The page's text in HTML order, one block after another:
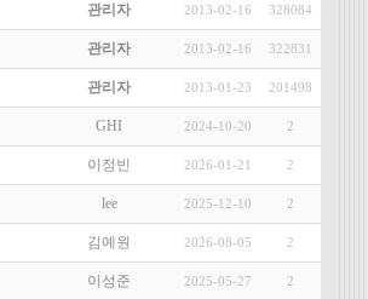
관리자 2013-02-16 328084
관리자 2013-02-16 322831
관리자 2013-01-23 201498
GHI 2024-10-20 2
이정빈 2026-01-21 2
lee 2025-12-10 2
김예원 2026-08-05 2
이성준 2025-05-27 2